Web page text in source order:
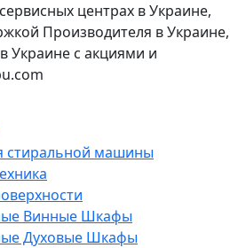
центрах в Украине,
Производителя в Украине,
Украине с акциями и
стиральной машины
Винные Шкафы
Духовые Шкафы